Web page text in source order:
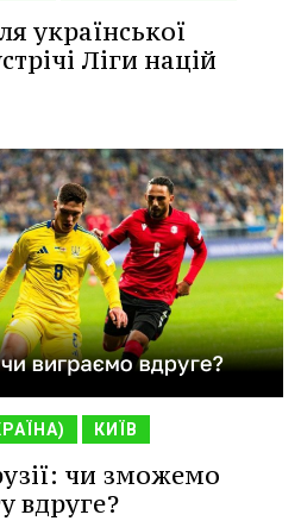
української
Ліги націй
КИЇВ
чи зможемо
вдруге?